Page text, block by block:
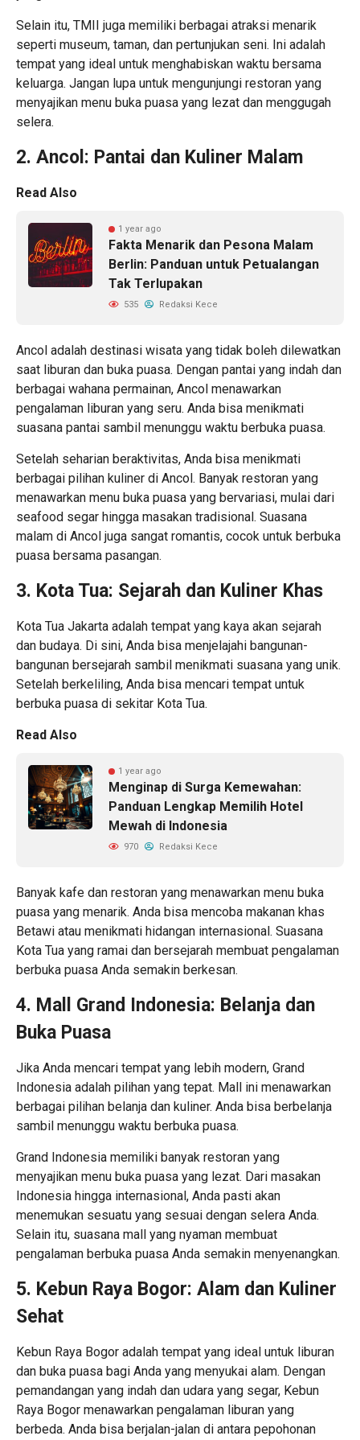
Selain itu, TMII juga memiliki berbagai atraksi menarik
seperti museum, taman, dan pertunjukan seni. Ini adalah
tempat yang ideal untuk menghabiskan waktu bersama
keluarga. Jangan lupa untuk mengunjungi restoran yang
menyajikan menu buka puasa yang lezat dan menggugah
selera.
2. Ancol: Pantai dan Kuliner Malam
Read Also
1 year ago
Fakta Menarik dan Pesona Malam
Berlin: Panduan untuk Petualangan
Tak Terlupakan
535 Redaksi Kece
Ancol adalah destinasi wisata yang tidak boleh dilewatkan
saat liburan dan buka puasa. Dengan pantai yang indah dan
berbagai wahana permainan, Ancol menawarkan
pengalaman liburan yang seru. Anda bisa menikmati
suasana pantai sambil menunggu waktu berbuka puasa.
Setelah seharian beraktivitas, Anda bisa menikmati
berbagai pilihan kuliner di Ancol. Banyak restoran yang
menawarkan menu buka puasa yang bervariasi, mulai dari
seafood segar hingga masakan tradisional. Suasana
malam di Ancol juga sangat romantis, cocok untuk berbuka
puasa bersama pasangan.
3. Kota Tua: Sejarah dan Kuliner Khas
Kota Tua Jakarta adalah tempat yang kaya akan sejarah
dan budaya. Di sini, Anda bisa menjelajahi bangunan-
bangunan bersejarah sambil menikmati suasana yang unik.
Setelah berkeliling, Anda bisa mencari tempat untuk
berbuka puasa di sekitar Kota Tua.
Read Also
1 year ago
Menginap di Surga Kemewahan:
Panduan Lengkap Memilih Hotel
Mewah di Indonesia
970 Redaksi Kece
Banyak kafe dan restoran yang menawarkan menu buka
puasa yang menarik. Anda bisa mencoba makanan khas
Betawi atau menikmati hidangan internasional. Suasana
Kota Tua yang ramai dan bersejarah membuat pengalaman
berbuka puasa Anda semakin berkesan.
4. Mall Grand Indonesia: Belanja dan
Buka Puasa
Jika Anda mencari tempat yang lebih modern, Grand
Indonesia adalah pilihan yang tepat. Mall ini menawarkan
berbagai pilihan belanja dan kuliner. Anda bisa berbelanja
sambil menunggu waktu berbuka puasa.
Grand Indonesia memiliki banyak restoran yang
menyajikan menu buka puasa yang lezat. Dari masakan
Indonesia hingga internasional, Anda pasti akan
menemukan sesuatu yang sesuai dengan selera Anda.
Selain itu, suasana mall yang nyaman membuat
pengalaman berbuka puasa Anda semakin menyenangkan.
5. Kebun Raya Bogor: Alam dan Kuliner
Sehat
Kebun Raya Bogor adalah tempat yang ideal untuk liburan
dan buka puasa bagi Anda yang menyukai alam. Dengan
pemandangan yang indah dan udara yang segar, Kebun
Raya Bogor menawarkan pengalaman liburan yang
berbeda. Anda bisa berjalan-jalan di antara pepohonan